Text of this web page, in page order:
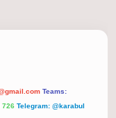
Teams:
726 Telegram: @karabul